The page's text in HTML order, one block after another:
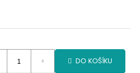
DO KOŠÍKU